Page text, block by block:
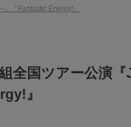
『Fantastic Energy!』
全国ツアー公演『
』